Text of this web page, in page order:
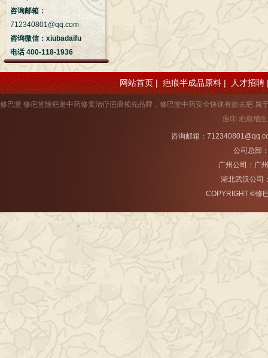
咨询邮箱：
712340801@qq.com
咨询微信：xiubadaifu
电话 400-118-1936
网站首页|疤痕半成品原料|人才招聘
修巴堂 修疤堂除疤是中药修复治疗疤痕领先品牌，修巴堂中药安全快速有效去疤
痘印 疤痕增
咨询邮箱：
公司总部
广州公司：广
湖北武汉公司
COPYRIGHT ©修